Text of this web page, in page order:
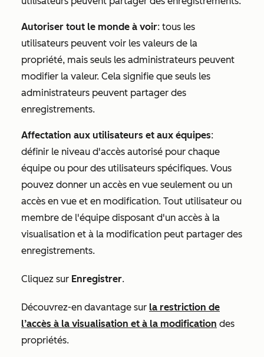
Autoriser tout le monde à voir: tous les
utilisateurs peuvent voir les valeurs de la
propriété, mais seuls les administrateurs peuvent
modifier la valeur. Cela signifie que seuls les
administrateurs peuvent partager des
enregistrements.
Affectation aux utilisateurs et aux équipes:
définir le niveau d'accès autorisé pour chaque
équipe ou pour des utilisateurs spécifiques. Vous
pouvez donner un accès en vue seulement ou un
accès en vue et en modification. Tout utilisateur ou
membre de l'équipe disposant d'un accès à la
visualisation et à la modification peut partager des
enregistrements.
Cliquez sur Enregistrer.
Découvrez-en davantage sur la restriction de
l’accès à la visualisation et à la modification des
propriétés.